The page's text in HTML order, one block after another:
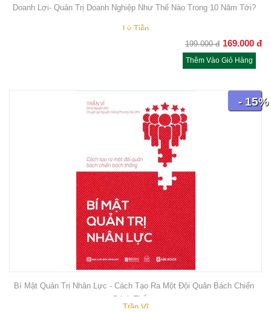
Doanh Lợi- Quản Trị Doanh Nghiệp Như Thế Nào Trong 10 Năm Tới?
Lý Tiễn
199.000 đ 169.000 đ
Thêm Vào Giỏ Hàng
- 15%
Bí Mật Quản Trị Nhân Lực - Cách Tạo Ra Một Đội Quân Bách Chiến
Bách Thắng
Trần Vĩ